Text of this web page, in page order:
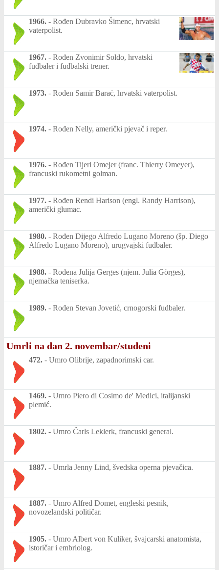
1966. - Rođen Dubravko Šimenc, hrvatski
vaterpolist.
1967. - Rođen Zvonimir Soldo, hrvatski
fudbaler i fudbalski trener.
1973. - Rođen Samir Barać, hrvatski vaterpolist.
1974. - Rođen Nelly, američki pjevač i reper.
1976. - Rođen Tijeri Omejer (franc. Thierry Omeyer),
francuski rukometni golman.
1977. - Rođen Rendi Harison (engl. Randy Harrison),
američki glumac.
1980. - Rođen Dijego Alfredo Lugano Moreno (šp. Diego
Alfredo Lugano Moreno), urugvajski fudbaler.
1988. - Rođena Julija Gerges (njem. Julia Görges),
njemačka teniserka.
1989. - Rođen Stevan Jovetić, crnogorski fudbaler.
Umrli na dan 2. novembar/studeni
472. - Umro Olibrije, zapadnorimski car.
1469. - Umro Piero di Cosimo de' Medici, italijanski
plemić.
1802. - Umro Čarls Leklerk, francuski general.
1887. - Umrla Jenny Lind, švedska operna pjevačica.
1887. - Umro Alfred Domet, engleski pesnik,
novozelandski političar.
1905. - Umro Albert von Kuliker, švajcarski anatomista,
istoričar i embriolog.